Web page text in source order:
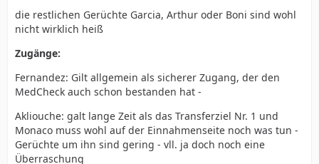
die restlichen Gerüchte Garcia, Arthur oder Boni sind wohl
nicht wirklich heiß
Zugänge:
Fernandez: Gilt allgemein als sicherer Zugang, der den
MedCheck auch schon bestanden hat -
Akliouche: galt lange Zeit als das Transferziel Nr. 1 und
Monaco muss wohl auf der Einnahmenseite noch was tun -
Gerüchte um ihn sind gering - vll. ja doch noch eine
Überraschung